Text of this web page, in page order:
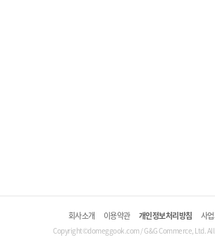
회사소개 이용약관 개인정보처리방침 사
Copyright©domeggook.com / G&G Commerce, Ltd.